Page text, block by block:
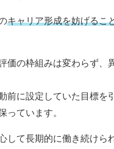
キャリア形成を妨げるこ
価の枠組みは変わらず、
前に設定していた目標を
っています。
して長期的に働き続けら